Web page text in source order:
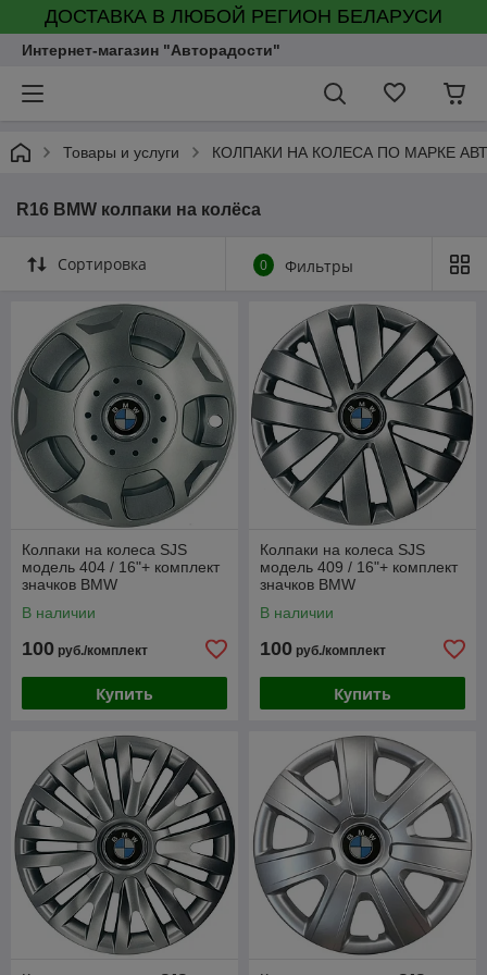
ДОСТАВКА В ЛЮБОЙ РЕГИОН БЕЛАРУСИ
Интернет-магазин "Авторадости"
Товары и услуги КОЛПАКИ НА КОЛЕСА ПО МАРКЕ
R16 BMW колпаки на колёса
Сортировка 0 Фильтры
Колпаки на колеса SJS
модель 404 / 16"+ комплект
значков BMW
В наличии
100 руб./комплект
Купить
Колпаки на колеса SJS
модель 409 / 16"+ комплект
значков BMW
В наличии
100 руб./комплект
Купить